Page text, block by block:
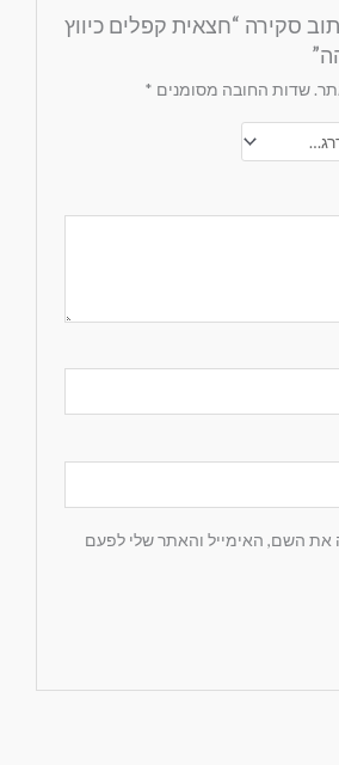
סקירה “חצאית קפלים כיווץ
שדות החובה מסומנים*
השם, האימייל והאתר שלי לפעם